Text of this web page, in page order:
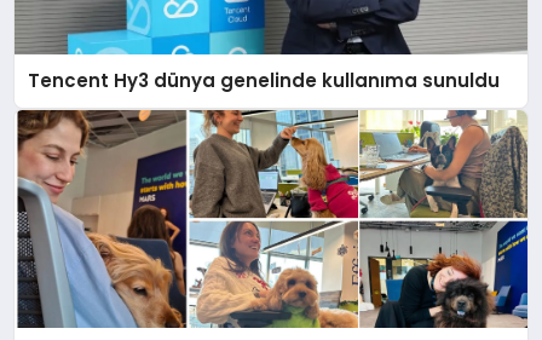
Tencent Hy3 dünya genelinde kullanıma sunuldu